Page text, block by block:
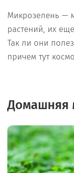
Микрозелень —
растений, их
Так ли они
причем тут
Домашняя